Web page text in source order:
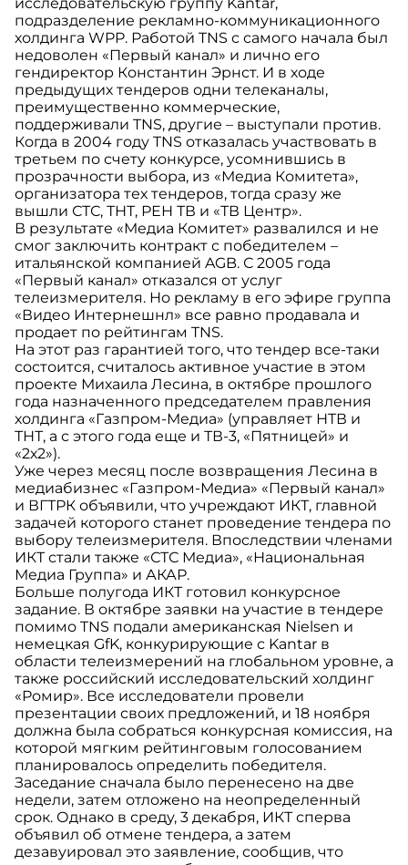
подразделение рекламно-коммуникационного
холдинга WPP. Работой TNS с самого начала был
недоволен «Первый канал» и лично его
гендиректор Константин Эрнст. И в ходе
предыдущих тендеров одни телеканалы,
преимущественно коммерческие,
поддерживали TNS, другие – выступали против.
Когда в 2004 году TNS отказалась участвовать в
третьем по счету конкурсе, усомнившись в
прозрачности выбора, из «Медиа Комитета»,
организатора тех тендеров, тогда сразу же
вышли СТС, ТНТ, РЕН ТВ и «ТВ Центр».
В результате «Медиа Комитет» развалился и не
смог заключить контракт с победителем –
итальянской компанией AGB. С 2005 года
«Первый канал» отказался от услуг
телеизмерителя. Но рекламу в его эфире группа
«Видео Интернешнл» все равно продавала и
продает по рейтингам TNS.
На этот раз гарантией того, что тендер все-таки
состоится, считалось активное участие в этом
проекте Михаила Лесина, в октябре прошлого
года назначенного председателем правления
холдинга «Газпром-Медиа» (управляет НТВ и
ТНТ, а с этого года еще и ТВ-3, «Пятницей» и
«2х2»).
Уже через месяц после возвращения Лесина в
медиабизнес «Газпром-Медиа» «Первый канал»
и ВГТРК объявили, что учреждают ИКТ, главной
задачей которого станет проведение тендера по
выбору телеизмерителя. Впоследствии членами
ИКТ стали также «СТС Медиа», «Национальная
Медиа Группа» и АКАР.
Больше полугода ИКТ готовил конкурсное
задание. В октябре заявки на участие в тендере
помимо TNS подали американская Nielsen и
немецкая GfK, конкурирующие с Kantar в
области телеизмерений на глобальном уровне, а
также российский исследовательский холдинг
«Ромир». Все исследователи провели
презентации своих предложений, и 18 ноября
должна была собраться конкурсная комиссия, на
которой мягким рейтинговым голосованием
планировалось определить победителя.
Заседание сначала было перенесено на две
недели, затем отложено на неопределенный
срок. Однако в среду, 3 декабря, ИКТ сперва
объявил об отмене тендера, а затем
дезавуировал это заявление, сообщив, что